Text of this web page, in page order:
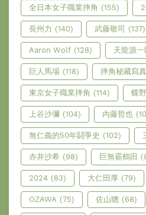
全日本女子職業摔角 (155)
長州力 (140) 武藤敬司 (137)
Aaron Wolf (128) 天龍源一
巨人馬場 (118) 摔角秘藏寫
東京女子職業摔角 (114) 蝶
上谷沙彌 (104) 內藤哲也
無仁義的50年鬪爭史 (102)
赤井沙希 (98) 巨無霸鶴田
2024 (83) 大仁田厚 (79)
OZAWA (75) 佐山聰 (68)